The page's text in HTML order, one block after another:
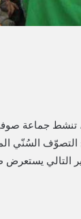
جماعة صوفية
السُنّي
التالي